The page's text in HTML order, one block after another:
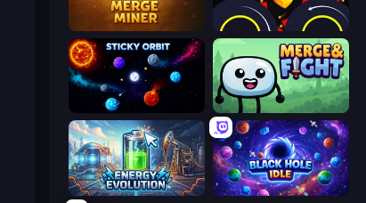
Merge Miner Crusher Clicker
Sticky Orbit Merge & Fight
Energy Evolution Black Hole Idle